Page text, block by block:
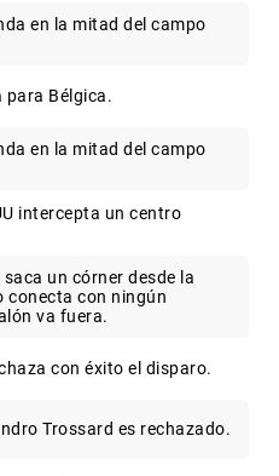
en la mitad del campo
para Bélgica.
en la mitad del campo
intercepta un centro
saca un córner desde la
conecta con ningún
va fuera.
con éxito el disparo.
Trossard es rechazado.